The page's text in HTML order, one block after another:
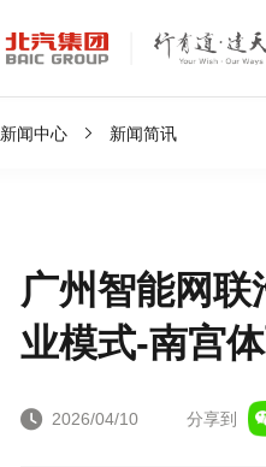
新闻中心 新闻简讯
广州智能网
业模式-南宫
2026/04/10 分享到